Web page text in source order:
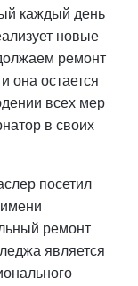
каждый день
новые
ремонт
она остается
всех мер
в своих
посетил
ремонт
является